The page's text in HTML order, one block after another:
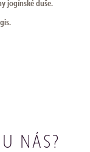
jogínské duše.
NÁS?